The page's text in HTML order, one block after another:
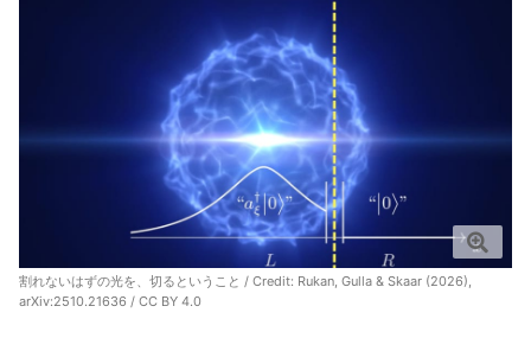
割れないはずの光を、切るということ / Credit: Rukan, Gulla & Skaar (2026),
arXiv:2510.21636 / CC BY 4.0